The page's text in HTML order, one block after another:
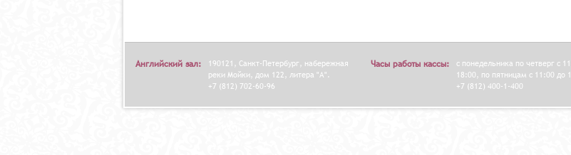
О
Л
Н
Английский зал:
190121, Санкт-Петербург, набережная
реки Мойки, дом 122, литера "А".
+7 (812) 702-60-96
Часы работы кассы:
с понедельника по четверг с
18:00, по пятницам с 11:00 до
+7 (812) 400-1-400